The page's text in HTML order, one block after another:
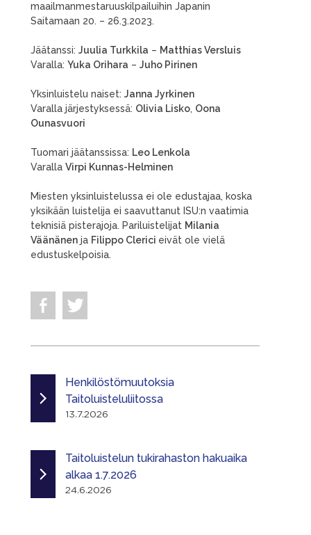
maailmanmestaruuskilpailuihin Japanin
Saitamaan 20. – 26.3.2023.
Jäätanssi: Juulia Turkkila – Matthias Versluis
Varalla: Yuka Orihara – Juho Pirinen
Yksinluistelu naiset: Janna Jyrkinen
Varalla järjestyksessä: Olivia Lisko, Oona
Ounasvuori
Tuomari jäätanssissa: Leo Lenkola
Varalla Virpi Kunnas-Helminen
Miesten yksinluistelussa ei ole edustajaa, koska
yksikään luistelija ei saavuttanut ISU:n vaatimia
teknisiä pisterajoja. Pariluistelijat Milania
Väänänen ja Filippo Clerici eivät ole vielä
edustuskelpoisia.
Henkilöstömuutoksia
Taitoluisteluliitossa
13.7.2026
Taitoluistelun tukirahaston hakuaika
alkaa 1.7.2026
24.6.2026